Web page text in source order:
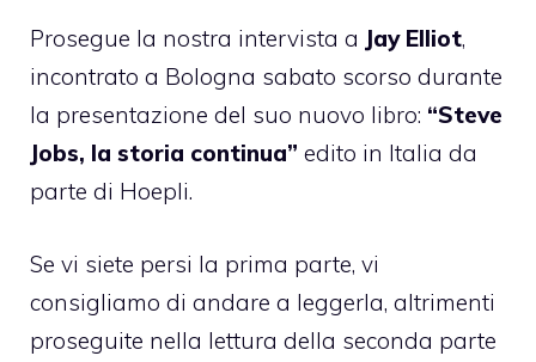
Prosegue la nostra intervista a Jay Elliot,
incontrato a Bologna sabato scorso durante
la presentazione del suo nuovo libro: “Steve
Jobs, la storia continua” edito in Italia da
parte di Hoepli.
Se vi siete persi la prima parte, vi
consigliamo di andare a leggerla, altrimenti
proseguite nella lettura della seconda parte